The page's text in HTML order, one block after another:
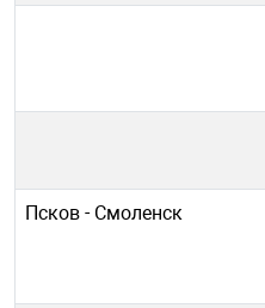
Псков - Смоленск